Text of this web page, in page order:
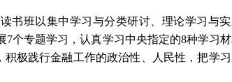
书班以集中学习与分类研讨、理论学习与
个专题学习，认真学习中央指定的8种学习材
极践行金融工作的政治性、人民性，把学